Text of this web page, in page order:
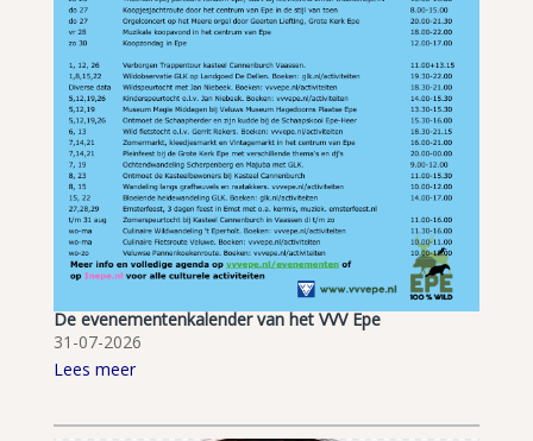
De evenementenkalender van het VVV Epe
31-07-2026
Lees meer